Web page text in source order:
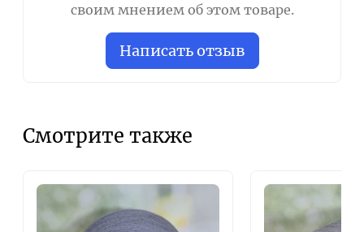
своим мнением об этом товаре.
Написать отзыв
Смотрите также